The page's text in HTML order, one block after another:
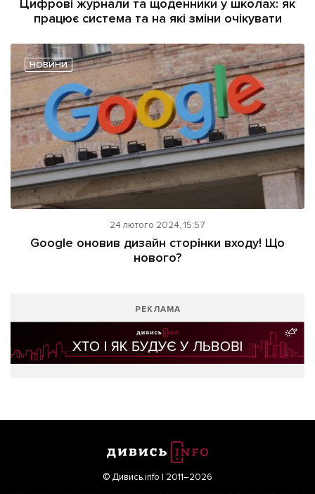
Цифрові журнали та щоденники у школах: як
працює система та на які зміни очікувати
НОВИНИ
24 лютого 2024, 15:57
Google оновив дизайн сторінки входу! Що
нового?
РЕКЛАМА
© Дивись.info | 2011–2026